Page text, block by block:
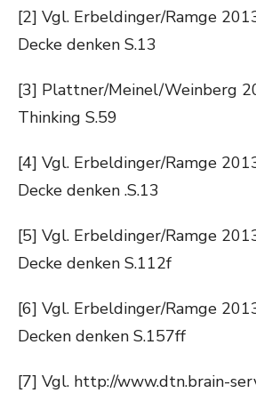
[2] Vgl. Erbeldinger/Ramge
Decke denken S.13
[3] Plattner/Meinel/Weinberg
Thinking S.59
[4] Vgl. Erbeldinger/Ramge
Decke denken .S.13
[5] Vgl. Erbeldinger/Ramge
Decke denken S.112f
[6] Vgl. Erbeldinger/Ramge
Decken denken S.157ff
[7] Vgl. http://www.dtn.brain-